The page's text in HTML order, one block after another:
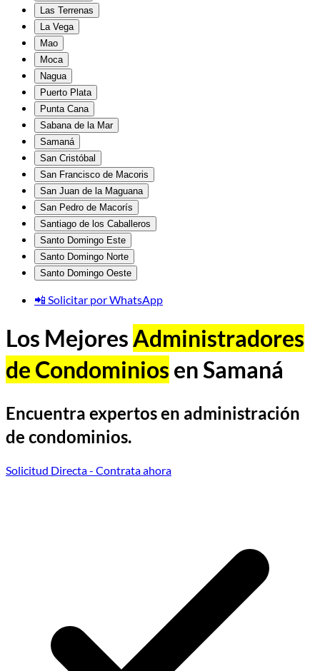
Las Terrenas
La Vega
Mao
Moca
Nagua
Puerto Plata
Punta Cana
Sabana de la Mar
Samaná
San Cristóbal
San Francisco de Macoris
San Juan de la Maguana
San Pedro de Macorís
Santiago de los Caballeros
Santo Domingo Este
Santo Domingo Norte
Santo Domingo Oeste
📲 Solicitar por WhatsApp
Los MejoresAdministradores
de Condominios en Samaná
Encuentra expertos en administración
de condominios.
Solicitud Directa- Contrata ahora